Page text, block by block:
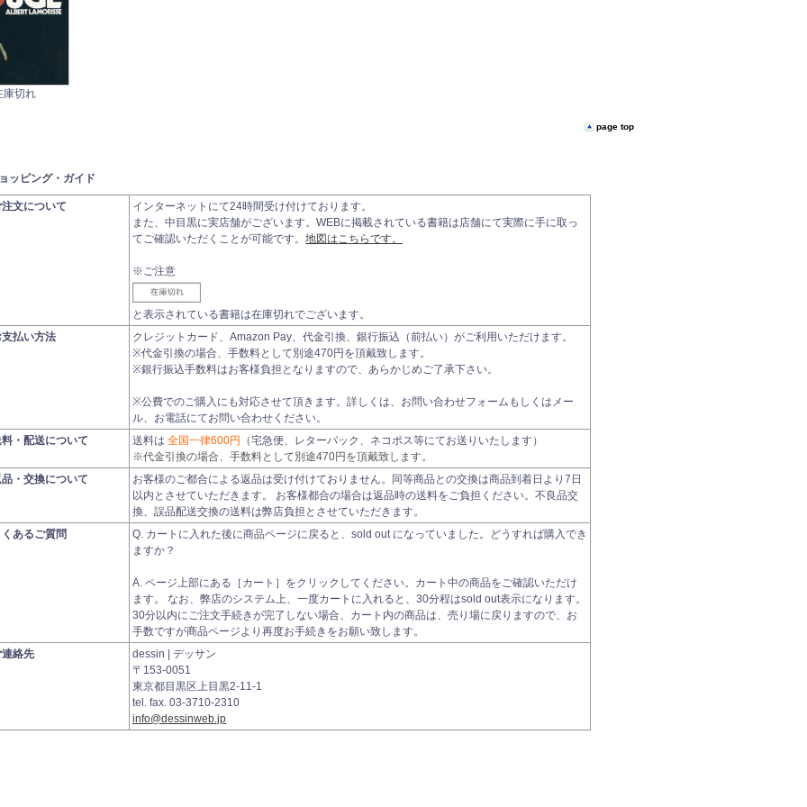
庫切れ
page top
ッピング・ガイド
文について
インターネットにて24時間受け付けております。
また、中目黒に実店舗がございます。WEBに掲載されている書籍は店舗にて実際に手に取っ
てご確認いただくことが可能です。 地図はこちらです。
※ご注意
と表示されている書籍は在庫切れでございます。
払い方法
クレジットカード、Amazon Pay、代金引換、銀行振込（前払い）がご利用いただけます。
※代金引換の場合、手数料として別途470円を頂戴致します。
※銀行振込手数料はお客様負担となりますので、あらかじめご了承下さい。
※公費でのご購入にも対応させて頂きます。詳しくは、お問い合わせフォームもしくはメー
ル、お電話にてお問い合わせください。
・配送について
送料は 全国一律600円
（宅急便、レターパック、ネコポス等にてお送りいたします）
※代金引換の場合、手数料として別途470円を頂戴致します。
・交換について
お客様のご都合による返品は受け付けておりません。同等商品との交換は商品到着日より7日
以内とさせていただきます。 お客様都合の場合は返品時の送料をご負担ください。不良品交
換、誤品配送交換の送料は弊店負担とさせていただきます。
あるご質問
Q. カートに入れた後に商品ページに戻ると、sold out になっていました。どうすれば購入でき
ますか？
A. ページ上部にある［カート］をクリックしてください。カート中の商品をご確認いただけ
ます。 なお、弊店のシステム上、一度カートに入れると、30分程はsold out表示になります。
30分以内にご注文手続きが完了しない場合、カート内の商品は、売り場に戻りますので、お
手数ですが商品ページより再度お手続きをお願い致します。
絡先
dessin | デッサン
〒153-0051
東京都目黒区上目黒2-11-1
tel. fax. 03-3710-2310
info@dessinweb.jp